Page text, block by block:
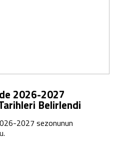
2026-2027
Belirlendi
2027 sezonunun